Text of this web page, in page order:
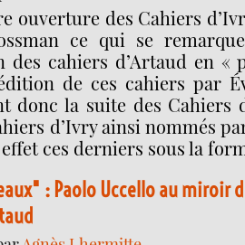
ouverture des Cahiers
ce qui se
des cahiers d’Artaud en «
de ces cahiers par
donc la suite des Cahiers
d’Ivry ainsi nommés
ces derniers sous la
: Paolo Uccello au miroir